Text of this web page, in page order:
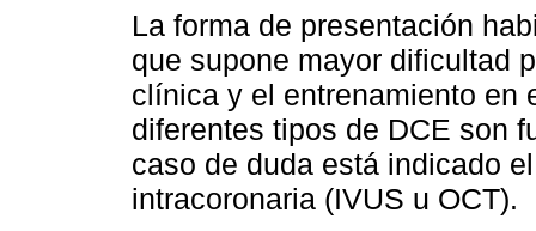
La forma de presentación
que supone mayor dificultad
clínica y el entrenamiento en
diferentes tipos de DCE son
caso de duda está indicado
intracoronaria (IVUS u OCT).